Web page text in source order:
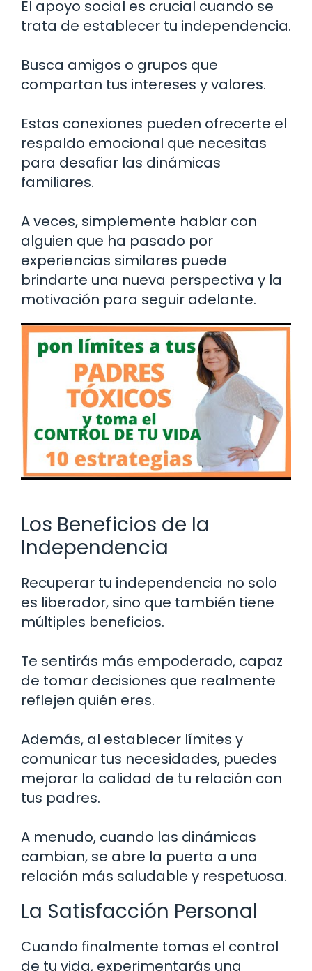
El apoyo social es crucial cuando se
trata de establecer tu independencia.
Busca amigos o grupos que
compartan tus intereses y valores.
Estas conexiones pueden ofrecerte el
respaldo emocional que necesitas
para desafiar las dinámicas
familiares.
A veces, simplemente hablar con
alguien que ha pasado por
experiencias similares puede
brindarte una nueva perspectiva y la
motivación para seguir adelante.
Los Beneficios de la
Independencia
Recuperar tu independencia no solo
es liberador, sino que también tiene
múltiples beneficios.
Te sentirás más empoderado, capaz
de tomar decisiones que realmente
reflejen quién eres.
Además, al establecer límites y
comunicar tus necesidades, puedes
mejorar la calidad de tu relación con
tus padres.
A menudo, cuando las dinámicas
cambian, se abre la puerta a una
relación más saludable y respetuosa.
La Satisfacción Personal
Cuando finalmente tomas el control
de tu vida, experimentarás una